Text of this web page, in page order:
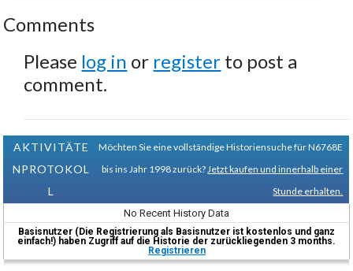
Comments
Please log in or register to post a
comment.
AKTIVITÄTE
NPROTOKOL
L
Möchten Sie eine vollständige Historiensuche für N6768E
bis ins Jahr 1998 zurück? Jetzt kaufen und innerhalb einer
Stunde erhalten.
No Recent History Data
Basisnutzer (Die Registrierung als Basisnutzer ist kostenlos und ganz
einfach!) haben Zugriff auf die Historie der zurückliegenden 3 months.
Registrieren